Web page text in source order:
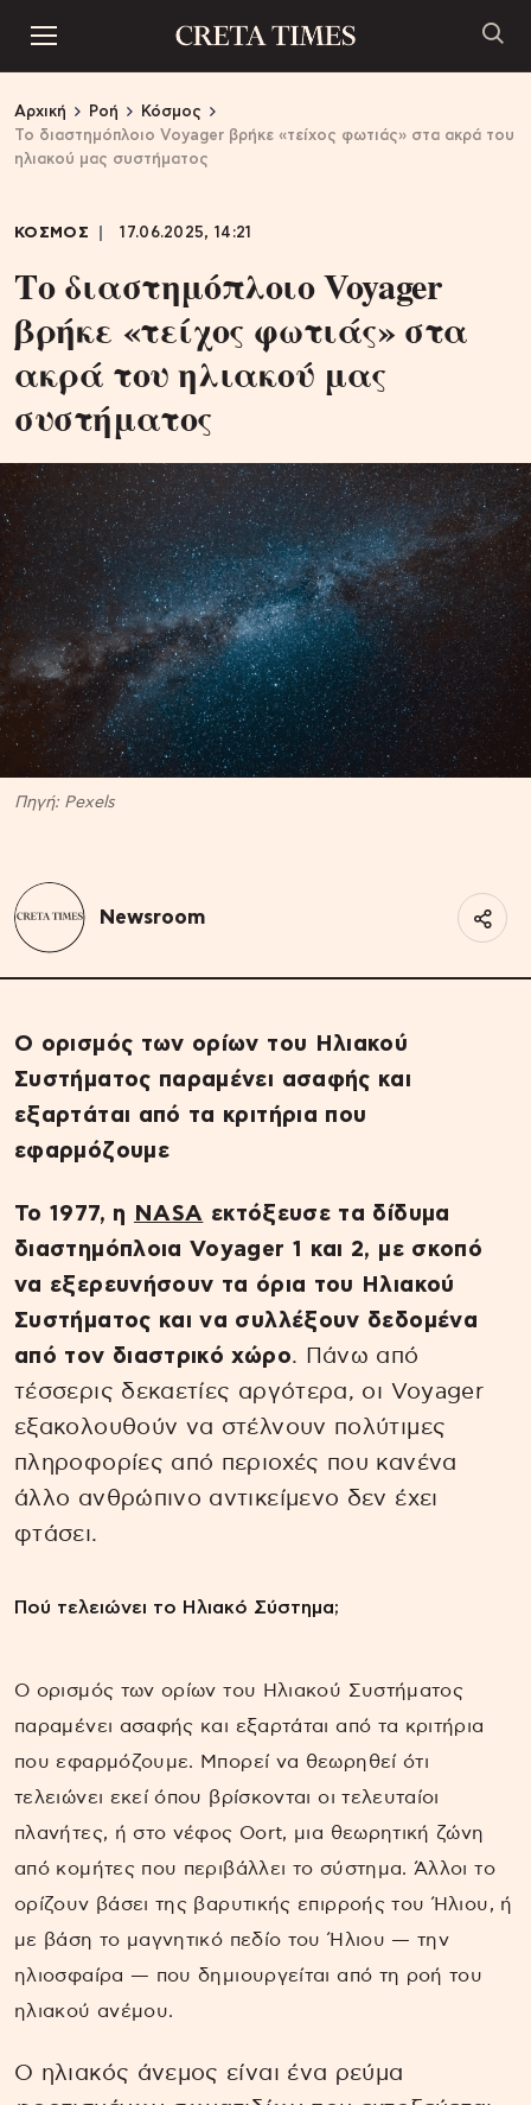
Αρχική Ροή
Κόσμος
Το διαστημόπλοιο Voyager βρήκε «τείχος φωτιάς» στα ακρά του
ηλιακού μας συστήματος
ΚΟΣΜΟΣ 17.06.2025, 14:21
Το διαστημόπλοιο Voyager
βρήκε «τείχος φωτιάς» στα
ακρά του ηλιακού μας
συστήματος
Πηγή: Pexels
Newsroom
Ο ορισμός των ορίων του Ηλιακού
Συστήματος παραμένει ασαφής και
εξαρτάται από τα κριτήρια που
εφαρμόζουμε
Το 1977, η NASA εκτόξευσε τα δίδυμα
διαστημόπλοια Voyager 1 και 2, με σκοπό
να εξερευνήσουν τα όρια του Ηλιακού
Συστήματος και να συλλέξουν δεδομένα
από τον διαστρικό χώρο. Πάνω από
τέσσερις δεκαετίες αργότερα, οι Voyager
εξακολουθούν να στέλνουν πολύτιμες
πληροφορίες από περιοχές που κανένα
άλλο ανθρώπινο αντικείμενο δεν έχει
φτάσει.
Πού τελειώνει το Ηλιακό Σύστημα;
Ο ορισμός των ορίων του Ηλιακού Συστήματος
παραμένει ασαφής και εξαρτάται από τα κριτήρια
που εφαρμόζουμε. Μπορεί να θεωρηθεί ότι
τελειώνει εκεί όπου βρίσκονται οι τελευταίοι
πλανήτες, ή στο νέφος Oort, μια θεωρητική ζώνη
από κομήτες που περιβάλλει το σύστημα. Άλλοι το
ορίζουν βάσει της βαρυτικής επιρροής του Ήλιου, ή
με βάση το μαγνητικό πεδίο του Ήλιου — την
ηλιοσφαίρα — που δημιουργείται από τη ροή του
ηλιακού ανέμου.
Ο ηλιακός άνεμος είναι ένα ρεύμα